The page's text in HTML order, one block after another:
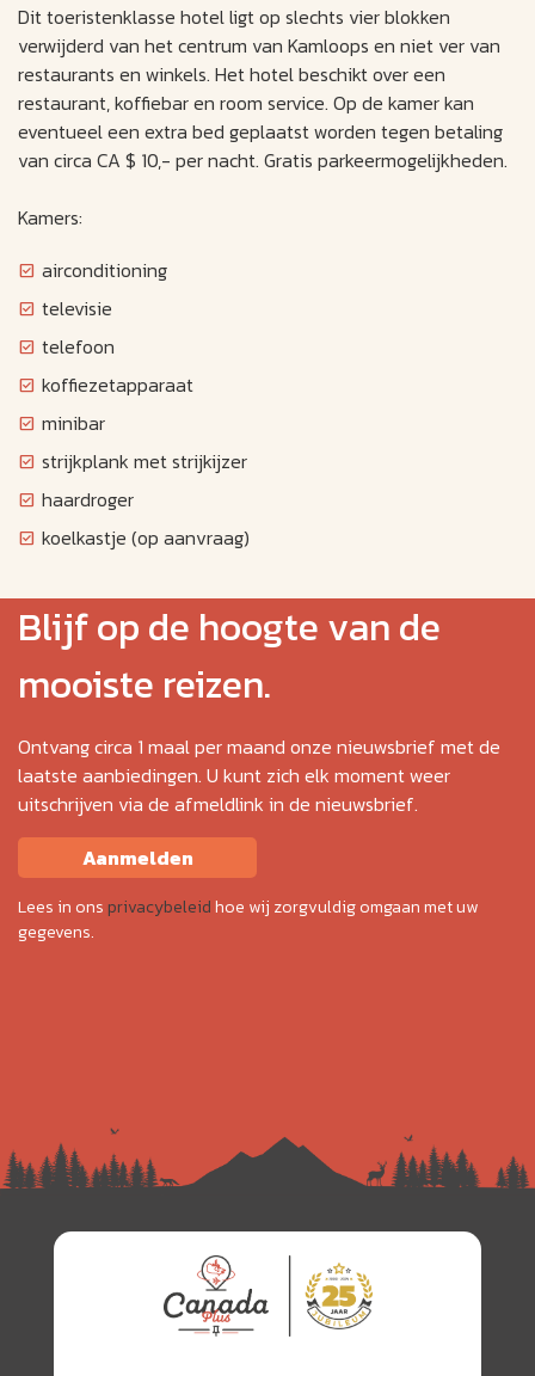
Dit toeristenklasse hotel ligt op slechts vier blokken
verwijderd van het centrum van Kamloops en niet ver van
restaurants en winkels. Het hotel beschikt over een
restaurant, koffiebar en room service. Op de kamer kan
eventueel een extra bed geplaatst worden tegen betaling
van circa CA $ 10,- per nacht. Gratis parkeermogelijkheden.
Kamers:
airconditioning
televisie
telefoon
koffiezetapparaat
minibar
strijkplank met strijkijzer
haardroger
koelkastje (op aanvraag)
Blijf op de hoogte van de
mooiste reizen.
Ontvang circa 1 maal per maand onze nieuwsbrief met de
laatste aanbiedingen. U kunt zich elk moment weer
uitschrijven via de afmeldlink in de nieuwsbrief.
Aanmelden
Lees in onsprivacybeleidhoe wij zorgvuldig omgaan met uw
gegevens.